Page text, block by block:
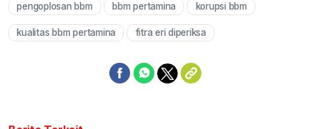
pengoplosan bbm bbm pertamina korupsi bbm
kualitas bbm pertamina fitra eri diperiksa